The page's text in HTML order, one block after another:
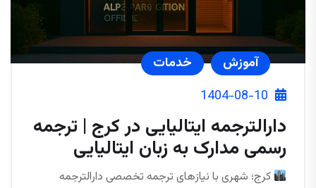
آموزش
خدمات
1404-08-10
دارالترجمه ایتالیایی در کرج | ترجمه
رسمی مدارک به زبان ایتالیایی
کرج؛ شهری با نیازهای ترجمه تخصصی دارالترجمه